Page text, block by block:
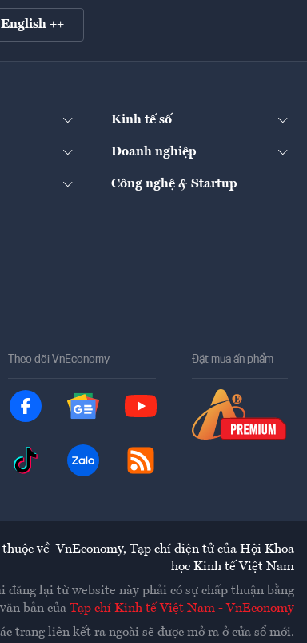
English ++
Kinh tế số
Doanh nghiệp
Công nghệ & Startup
Theo dõi VnEconomy Đặt mua ấn phẩm
về VnEconomy, Tạp chí điện tử của Hội Khoa
học Kinh tế Việt Nam
đăng lại từ website này phải có sự chấp thuận bằng
văn bản của Tạp chí Kinh tế Việt Nam - VnEconomy
trang liên kết ra ngoài sẽ được mở ra ở cửa sổ mới.